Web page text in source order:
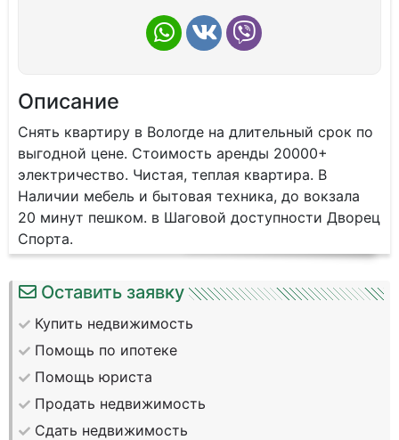
Описание
Снять квартиру в Вологде на длительный срок по
выгодной цене. Стоимость аренды 20000+
электричество. Чистая, теплая квартира. В
Наличии мебель и бытовая техника, до вокзала
20 минут пешком. в Шаговой доступности Дворец
Спорта.
Оставить заявку
Купить недвижимость
Помощь по ипотеке
Помощь юриста
Продать недвижимость
Сдать недвижимость